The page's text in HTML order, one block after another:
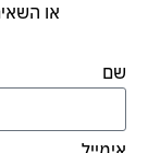
או
שם